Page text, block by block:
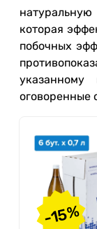
которая
побочных
оговоренные
-15%